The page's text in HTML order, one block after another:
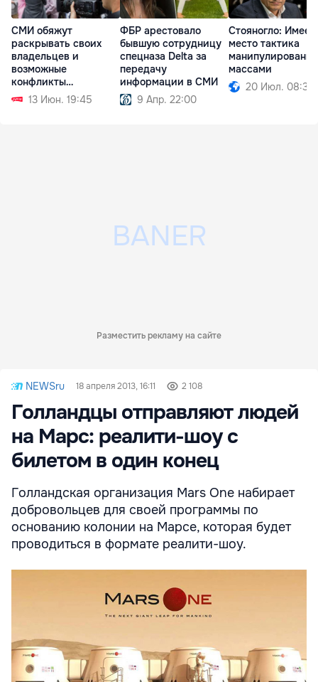
СМИ обяжут
раскрывать своих
владельцев и
возможные
конфликты
интересов
13 Июн. 19:45
ФБР арестовало
бывшую сотрудницу
спецназа Delta за
передачу
информации в СМИ
9 Апр. 22:00
Стояногло: Имеет
место тактика
манипулирования
массами
20 Июл. 08:37
Разместить рекламу на сайте
NEWSru 18 апреля 2013, 16:11 2 108
Голландцы отправляют людей
на Марс: реалити-шоу с
билетом в один конец
Голландская организация Mars One набирает
добровольцев для своей программы по
основанию колонии на Марсе, которая будет
проводиться в формате реалити-шоу.